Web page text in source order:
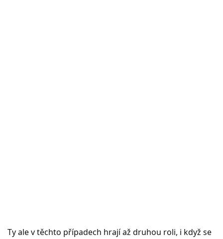
Ty ale v těchto případech hrají až druhou roli, i když se